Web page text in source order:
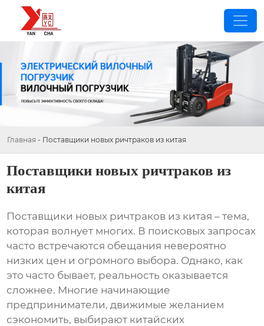
Главная - Поставщики новых ричтраков из китая
Поставщики новых ричтраков из
китая
Поставщики новых ричтраков из китая – тема,
которая волнует многих. В поисковых запросах
часто встречаются обещания невероятно
низких цен и огромного выбора. Однако, как
это часто бывает, реальность оказывается
сложнее. Многие начинающие
предприниматели, движимые желанием
сэкономить, выбирают китайских